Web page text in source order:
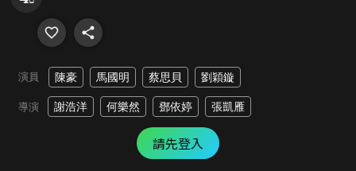
演員 陳豪 馬國明 蔡思貝 劉穎鏇
導演 謝浩洋 何樂然 鄧依婷 張凱雁
請先登入